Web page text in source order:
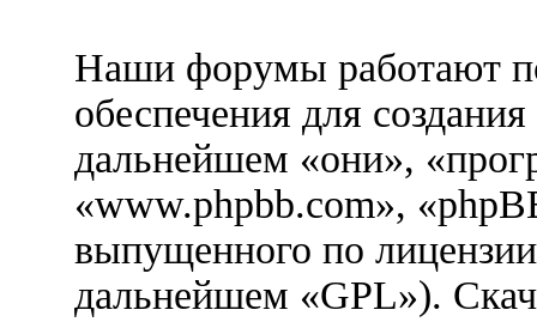
Наши форумы работают
обеспечения для
дальнейшем «они»,
«www.phpbb.com»,
выпущенного по
дальнейшем «GPL»).